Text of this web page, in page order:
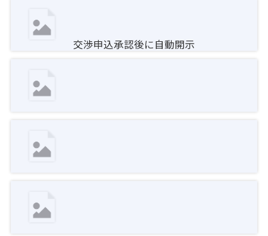
交渉申込承認後に自動開示